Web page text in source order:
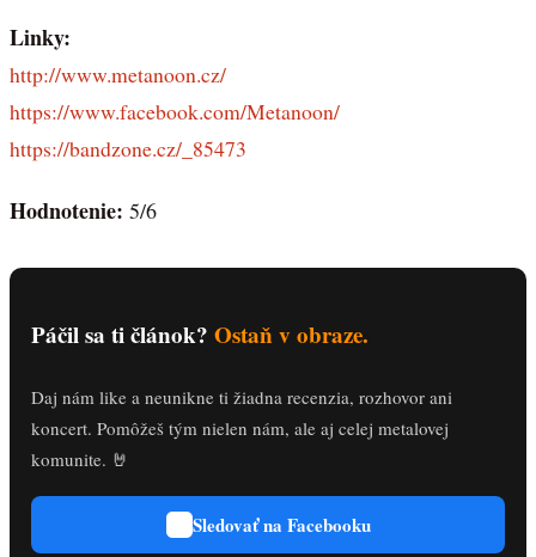
Linky:
http://www.metanoon.cz/
https://www.facebook.com/Metanoon/
https://bandzone.cz/_85473
Hodnotenie: 5/6
Páčil sa ti článok? Ostaň v obraze.
Daj nám like a neunikne ti žiadna recenzia, rozhovor ani
koncert. Pomôžeš tým nielen nám, ale aj celej metalovej
komunite. 🤘
Sledovať na Facebooku